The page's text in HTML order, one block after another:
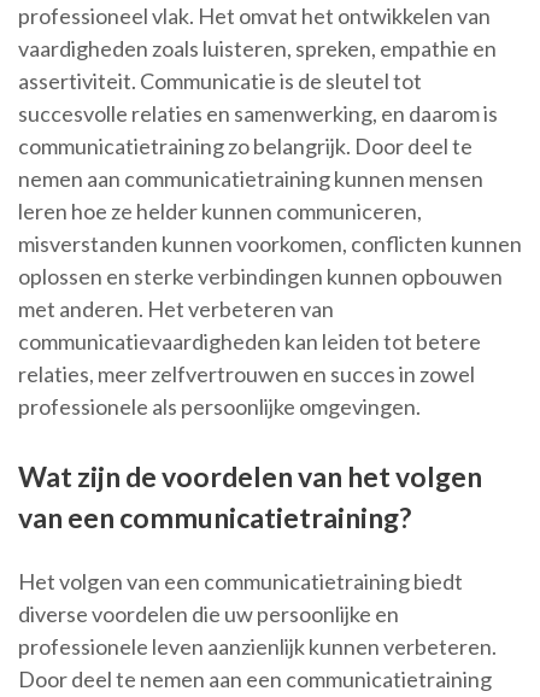
professioneel vlak. Het omvat het ontwikkelen van
vaardigheden zoals luisteren, spreken, empathie en
assertiviteit. Communicatie is de sleutel tot
succesvolle relaties en samenwerking, en daarom is
communicatietraining zo belangrijk. Door deel te
nemen aan communicatietraining kunnen mensen
leren hoe ze helder kunnen communiceren,
misverstanden kunnen voorkomen, conflicten kunnen
oplossen en sterke verbindingen kunnen opbouwen
met anderen. Het verbeteren van
communicatievaardigheden kan leiden tot betere
relaties, meer zelfvertrouwen en succes in zowel
professionele als persoonlijke omgevingen.
Wat zijn de voordelen van het volgen
van een communicatietraining?
Het volgen van een communicatietraining biedt
diverse voordelen die uw persoonlijke en
professionele leven aanzienlijk kunnen verbeteren.
Door deel te nemen aan een communicatietraining